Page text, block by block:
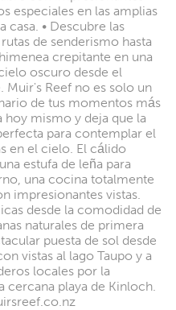
especiales en las amplias
casa. • Descubre las
de senderismo hasta
crepitante en una
oscuro desde el
Muir's Reef no es solo un
de tus momentos más
hoy mismo y deja que la
para contemplar el
en el cielo. El cálido
estufa de leña para
una cocina totalmente
impresionantes vistas.
desde la comodidad de
naturales de primera
puesta de sol desde
vistas al lago Taupo y a
locales por la
cercana playa de Kinloch.